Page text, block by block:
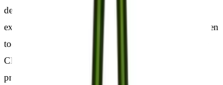
destinados, la reproducción total o parcial, uso,
explotación, distribución y comercialización, requiere en
todo caso de la autorización escrita previa por parte de
CERECILLA, S.L. Cualquier uso no autorizado
previamente se considera un incumplimiento grave de